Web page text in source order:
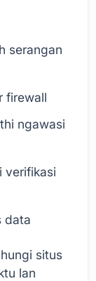
serangan
firewall
ngawasi
verifikasi
data
situs
lan